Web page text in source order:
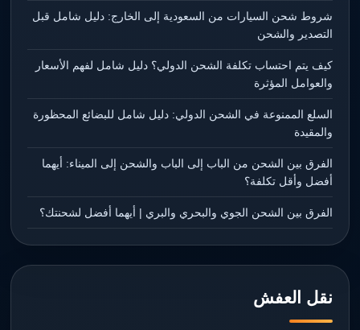
شروط شحن السيارات من السعودية إلى الخارج: دليل شامل قبل
التصدير والشحن
كيف يتم احتساب تكلفة الشحن الدولي؟ دليل شامل لفهم الأسعار
والعوامل المؤثرة
السلع الممنوعة في الشحن الدولي: دليل شامل للبضائع المحظورة
والمقيدة
الفرق بين الشحن من الباب إلى الباب والشحن إلى الميناء: أيهما
أفضل وأقل تكلفة؟
الفرق بين الشحن الجوي والبحري والبري | أيهما أفضل لشحنتك؟
نقل العفش